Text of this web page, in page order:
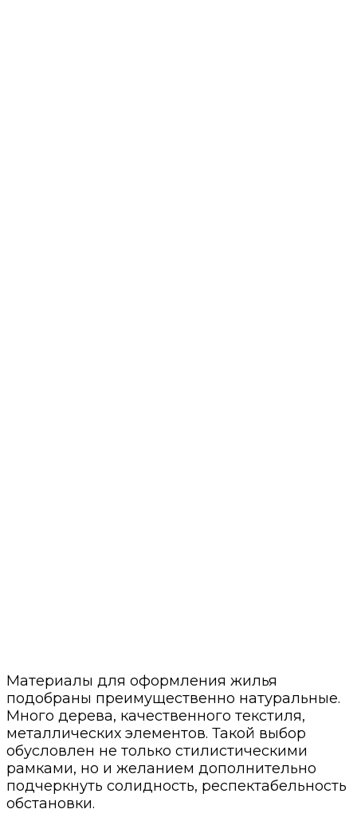
Материалы для оформления жилья
подобраны преимущественно натуральные.
Много дерева, качественного текстиля,
металлических элементов. Такой выбор
обусловлен не только стилистическими
рамками, но и желанием дополнительно
подчеркнуть солидность, респектабельность
обстановки.